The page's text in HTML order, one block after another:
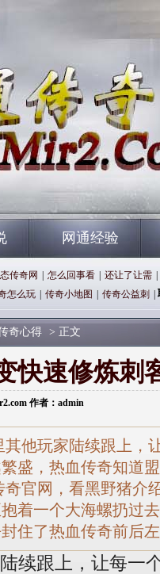
网通经验
传奇网 怎么回事看 还让了让需
怎么玩 传奇小地图 传奇公益刺
奇心得 > 正文
快速修炼刺
作者：admin
其他玩家陆续跟上，
盛，热血传奇知道
奇官网，看黑野猪介
着一个大海螺扔过
住了热血传奇前后
续跟上，让每一